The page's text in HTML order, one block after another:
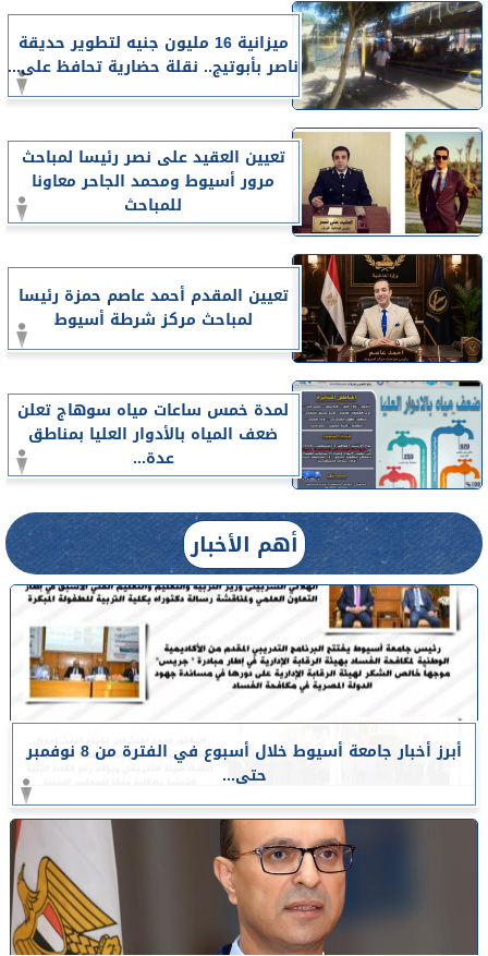
ميزانية 16 مليون جنيه لتطوير حديقة
ناصر بأبوتيج.. نقلة حضارية تحافظ على...
تعيين العقيد على نصر رئيسا لمباحث
مرور أسيوط ومحمد الجاحر معاونا
للمباحث
تعيين المقدم أحمد عاصم حمزة رئيسا
لمباحث مركز شرطة أسيوط
لمدة خمس ساعات مياه سوهاج تعلن
ضعف المياه بالأدوار العليا بمناطق
عدة...
أهم الأخبار
أبرز أخبار جامعة أسيوط خلال أسبوع في الفترة من 8 نوفمبر
حتى...